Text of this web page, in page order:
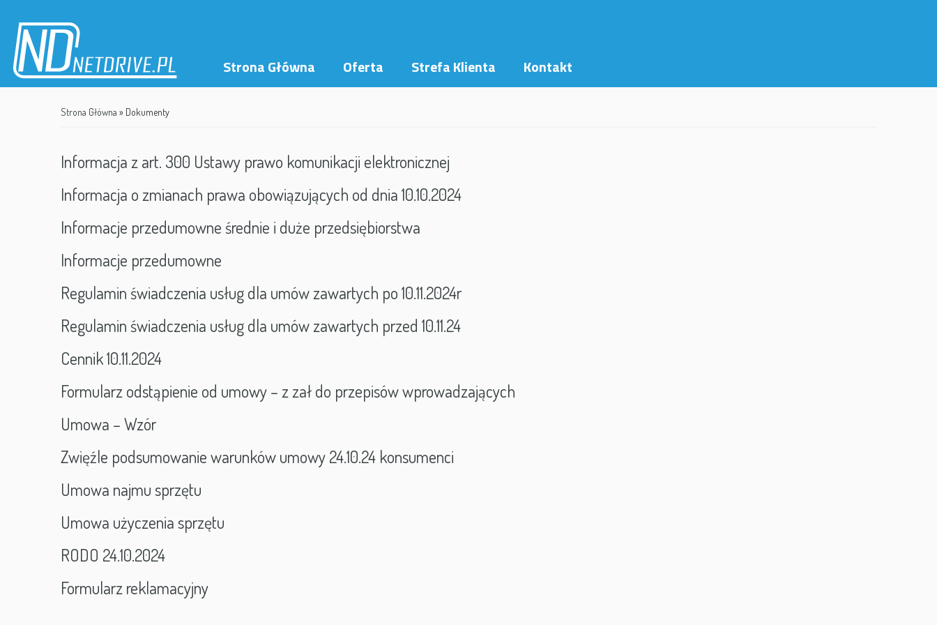
content
Strona Główna Oferta Strefa Klienta Kontakt
Strona Główna » Dokumenty
Informacja z art. 300 Ustawy prawo komunikacji elektronicznej
Informacja o zmianach prawa obowiązujących od dnia 10.10.2024
Informacje przedumowne średnie i duże przedsiębiorstwa
Informacje przedumowne
Regulamin świadczenia usług dla umów zawartych po 10.11.2024r
Regulamin świadczenia usług dla umów zawartych przed 10.11.24
Cennik 10.11.2024
Formularz odstąpienie od umowy – z zał do przepisów wprowadzających
Umowa – Wzór
Zwięźle podsumowanie warunków umowy 24.10.24 konsumenci
Umowa najmu sprzętu
Umowa użyczenia sprzętu
RODO 24.10.2024
Formularz reklamacyjny